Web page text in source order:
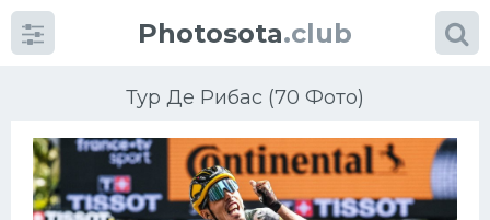
Photosota.club
Тур Де Рибас (70 Фото)